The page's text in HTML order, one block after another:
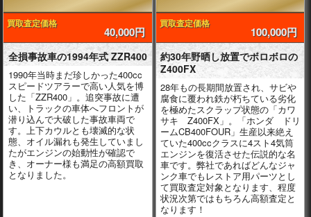
買取査定価格
40,000円
全損事故車の1994年式 ZZR400
1990年当時まだ珍しかった400cc
スピードツアラーで高い人気を博
した「ZZR400」。追突事故に遭
い、トラックの車体へフロントが
潜り込んで大破した事故車両で
す。上下カウルとも壊滅的な状
態、オイル漏れも発生していまし
たがエンジンの始動性が確認で
き、オーナー様も満足の高額買取
となりました。
買取査定価格
100,000円
約30年野晒し放置でボロボロの
Z400FX
28年もの長期間放置され、サビや
腐食に覆われ鉄が朽ちている劣化
を極めたスクラップ状態の「カワ
サキ Z400FX」。「ホンダ ドリ
ームCB400FOUR」生産以来絶え
ていた400ccクラスに4スト4気筒
エンジンを復活させた伝説的な名
車です。弊社であればどんなジャ
ンク車でもレストア用パーツとし
て買取査定対象となります、程度
状況次第ではもちろん高額査定と
なります！